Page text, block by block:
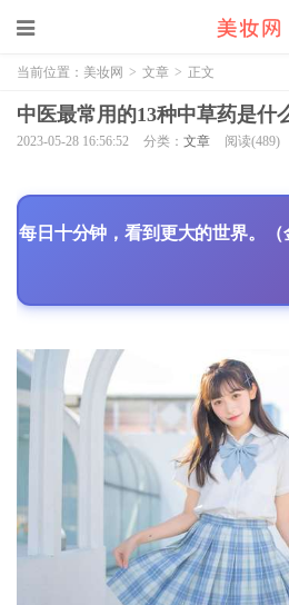
当前位置： 美妆网 > 文章 > 正文
中医最常用的13种中草药是什
2023-05-28 16:56:52 分类： 文章 阅读(489)
每日十分钟，看到更大的世界。（